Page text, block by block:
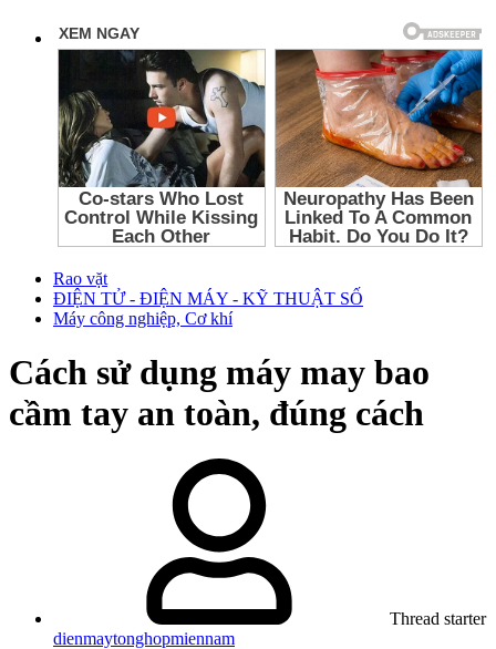
Rao vặt
ĐIỆN TỬ - ĐIỆN MÁY - KỸ THUẬT SỐ
Máy công nghiệp, Cơ khí
Cách sử dụng máy may bao
cầm tay an toàn, đúng cách
Thread starter
dienmaytonghopmiennam